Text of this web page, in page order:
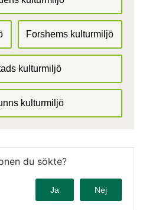
Forshems kulturmiljö
kulturmiljö
kulturmiljö
du sökte?
Ja Nej